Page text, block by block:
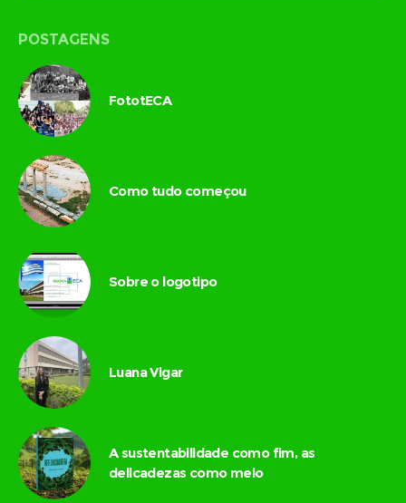
POSTAGENS
FototECA
Como tudo começou
Sobre o logotipo
Luana Vigar
A sustentabilidade como fim, as
delicadezas como meio